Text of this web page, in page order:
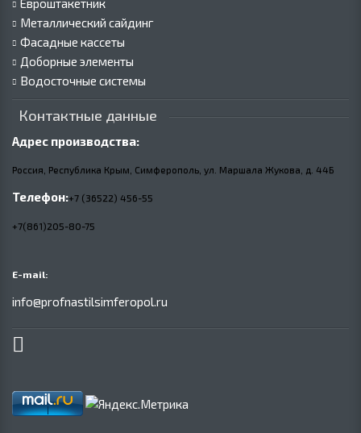
Евроштакетник
Металлический сайдинг
Фасадные кассеты
Доборные элементы
Водосточные системы
Контактные данные
Адрес производства:
Россия, Республика Крым, Симферополь, ул. Маршала Жукова, д. 44Б
Телефон:+7 (36522) 456-55
+7(861)205-80-75
E-mail:
info@profnastilsimferopol.ru